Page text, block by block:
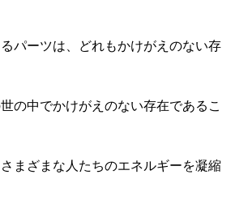
パーツは、どれもかけがえのない存
の中でかけがえのない存在であるこ
さまざまな人たちのエネルギーを凝縮